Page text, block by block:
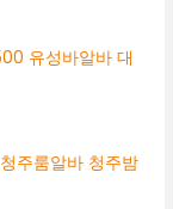
유성바알바 대
주룸알바 청주밤